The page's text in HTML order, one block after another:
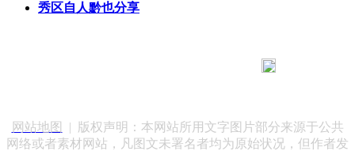
秀区自人黔也分享
网站地图
| 版权声明：本网站所用文字图片部分来源于公共
网络或者素材网站，凡图文未署名者均为原始状况，但作者发